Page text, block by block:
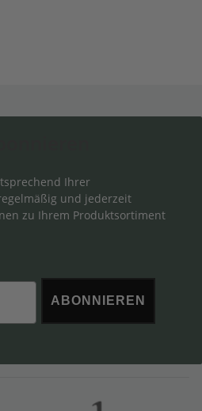
Ihrer
und jederzeit
zu Ihrem Produktsortiment
ABONNIEREN